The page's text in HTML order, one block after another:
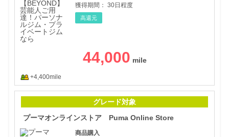
獲得期間： 30日程度
高還元
44,000
+4,400mile
グレード対象
プーマオンラインストア Puma Online Store
商品購入